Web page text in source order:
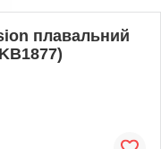
плавальний